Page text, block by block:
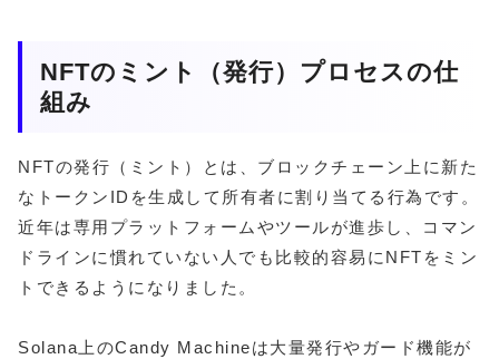
NFTのミント（発行）プロセスの仕
組み
NFTの発行（ミント）とは、ブロックチェーン上に新た
なトークンIDを生成して所有者に割り当てる行為です。
近年は専用プラットフォームやツールが進歩し、コマン
ドラインに慣れていない人でも比較的容易にNFTをミン
トできるようになりました。
Solana上のCandy Machineは大量発行やガード機能が